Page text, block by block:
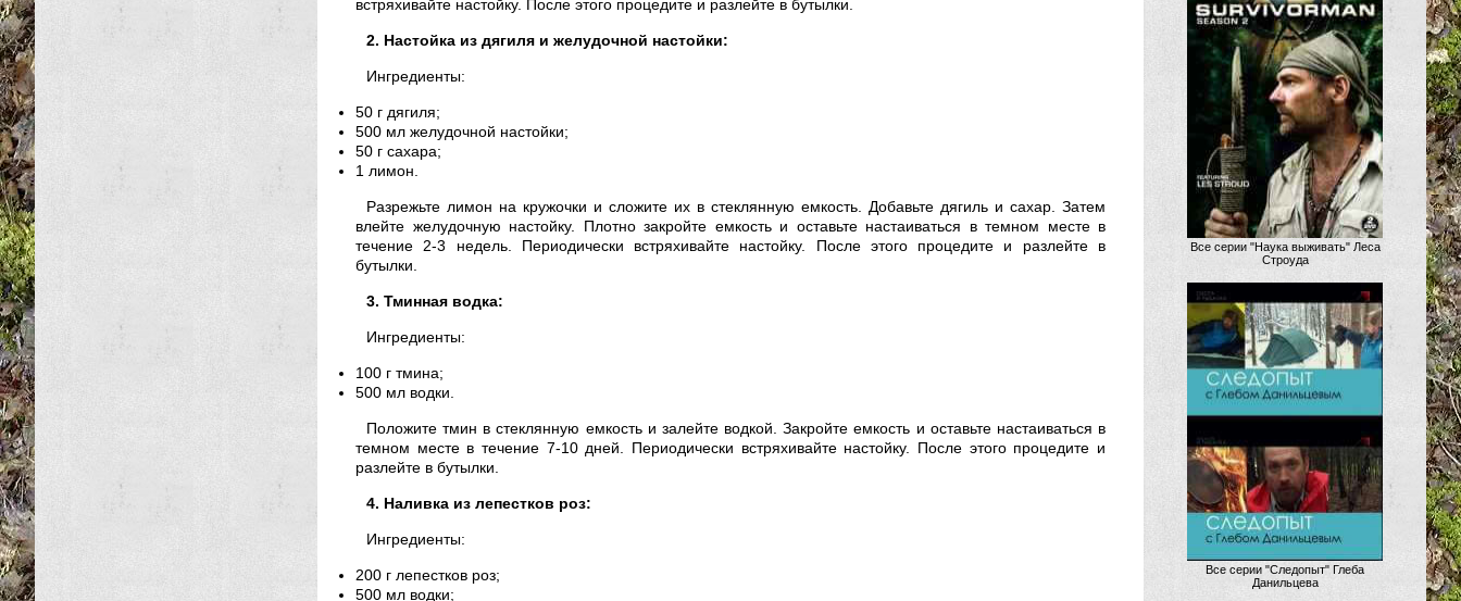
встряхивайте настойку. После этого процедите и разлейте в бутылки.
2. Настойка из дягиля и желудочной настойки:
Ингредиенты:
50 г дягиля;
500 мл желудочной настойки;
50 г сахара;
1 лимон.
Разрежьте лимон на кружочки и сложите их в стеклянную емкость. Добавьте дягиль и сахар. Затем
влейте желудочную настойку. Плотно закройте емкость и оставьте настаиваться в темном месте в
течение 2-3 недель. Периодически встряхивайте настойку. После этого процедите и разлейте в
бутылки.
3. Тминная водка:
Ингредиенты:
100 г тмина;
500 мл водки.
Положите тмин в стеклянную емкость и залейте водкой. Закройте емкость и оставьте настаиваться в
темном месте в течение 7-10 дней. Периодически встряхивайте настойку. После этого процедите и
разлейте в бутылки.
4. Наливка из лепестков роз:
Ингредиенты:
200 г лепестков роз;
500 мл водки;
Все серии "Наука выживать" Леса
Строуда
Все серии "Следопыт" Глеба
Данильцева